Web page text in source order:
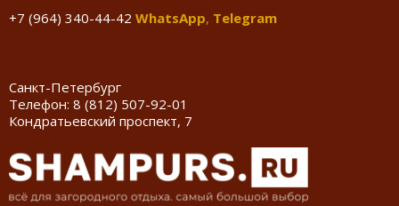
+7 (964) 340-44-42 WhatsApp, Telegram
Санкт-Петербург
Телефон: 8 (812) 507-92-01
Кондратьевский проспект, 7